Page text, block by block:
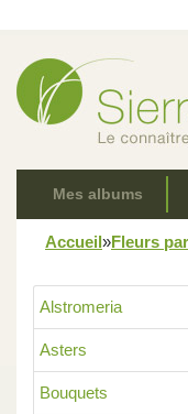
Mes albums
Accueil»Fleurs
Alstromeria
Asters
Bouquets